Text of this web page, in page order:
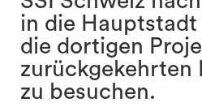
in die Hauptstadt
die dortigen
zurückgekehrten
zu besuchen.